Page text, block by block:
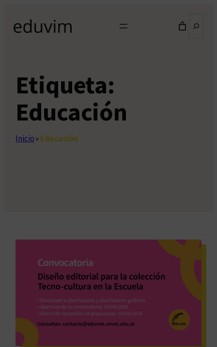
contenido
Etiqueta:
Educación
Inicio»Educación